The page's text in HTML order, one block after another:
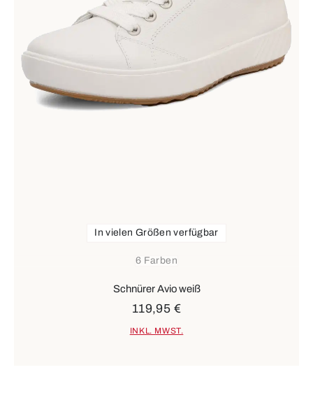
6 Farben
In vielen Größen verfügbar
Schnürer Avio weiß
119,95 €
INKL. MWST.